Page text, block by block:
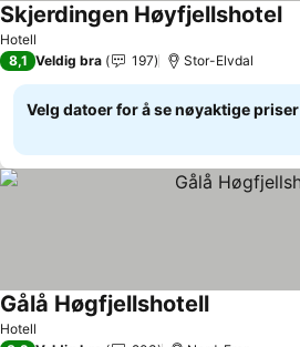
Hotell
Skjerdingen Høyfjellshotel
8,1 Veldig bra 197 Stor-Elvdal
Velg datoer for å se nøyaktige priser
Hotell
Gålå Høgfjellshotell